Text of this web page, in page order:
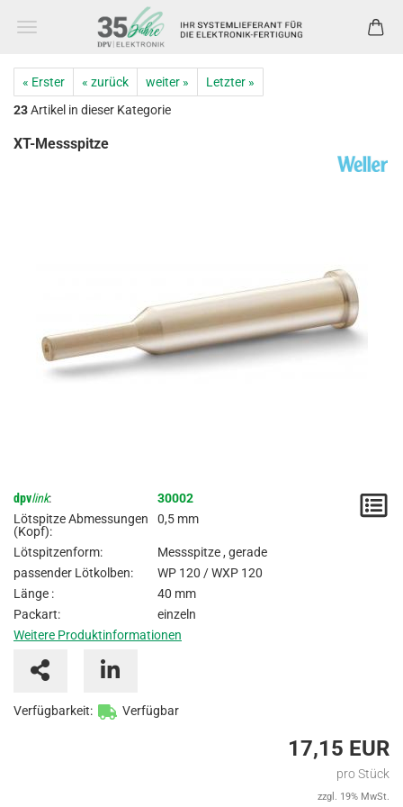
« Erster « zurück weiter »
Letzter »
23Artikel in dieser Kategorie
XT-Messspitze
dpvlink:
30002
Lötspitze Abmessungen
(Kopf):
0,5 mm
Lötspitzenform:
Messspitze , gerade
passender Lötkolben:
WP 120 / WXP 120
Länge :
40 mm
Packart:
einzeln
Weitere Produktinformationen
Verfügbarkeit: Verfügbar
17,15 EUR
pro Stück
zzgl. 19% MwSt.